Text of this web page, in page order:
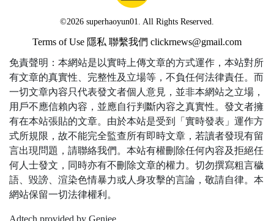
©2026 superhaoyun01. All Rights Reserved.
Terms of Use 隱私 聯繫我們 clickrnews@gmail.com
免責聲明：本網站是以實時上傳文章的方式運作，本站對所
有文章的真實性、完整性及立場等，不負任何法律責任。而
一切文章內容只代表發文者個人意見，並非本網站之立場，
用戶不應信賴內容，並應自行判斷內容之真實性。發文者擁
有在本站張貼的文章。由於本站是受到「實時發表」運作方
式所規限，故不能完全監查所有即時文章，若讀者發現有留
言出現問題，請聯絡我們。本站有權刪除任何內容及拒絕任
何人士發文，同時亦有不刪除文章的權力。切勿撰寫粗言穢
語、毀謗、渲染色情暴力或人身攻擊的言論，敬請自律。本
網站保留一切法律權利。
Adtech provided by Geniee